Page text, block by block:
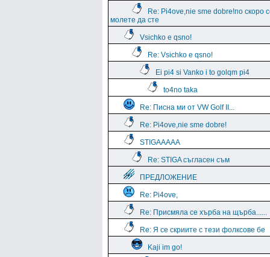
Re: Pi4ove,nie sme dobre!по скоро
молете да сте
Vsichko e qsno!
Re: Vsichko e qsno!
Ei pi4 si Vanko i to golqm pi4
to4no taka
Re: Писна ми от VW Golf II...
Re: Pi4ove,nie sme dobre!
STIGAAAAA
Re: STIGA съгласен съм
ПРЕДЛОЖЕНИЕ
Re: Pi4ove,
Re: Присмяла се хърба на щърба......
Re: Я се скриите с тези фолксове бе
Kaji im go!